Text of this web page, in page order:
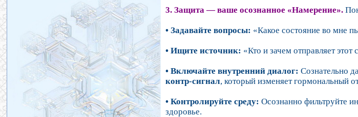
3. Защита — ваше осознанное «Намерение».
• Задавайте вопросы: «Какое состояние во мне
• Ищите источник: «Кто и зачем отправляет
• Включайте внутренний диалог: Сознательно
контр-сигнал, который изменяет гормональный
• Контролируйте среду: Осознанно фильтруйте
здоровье.